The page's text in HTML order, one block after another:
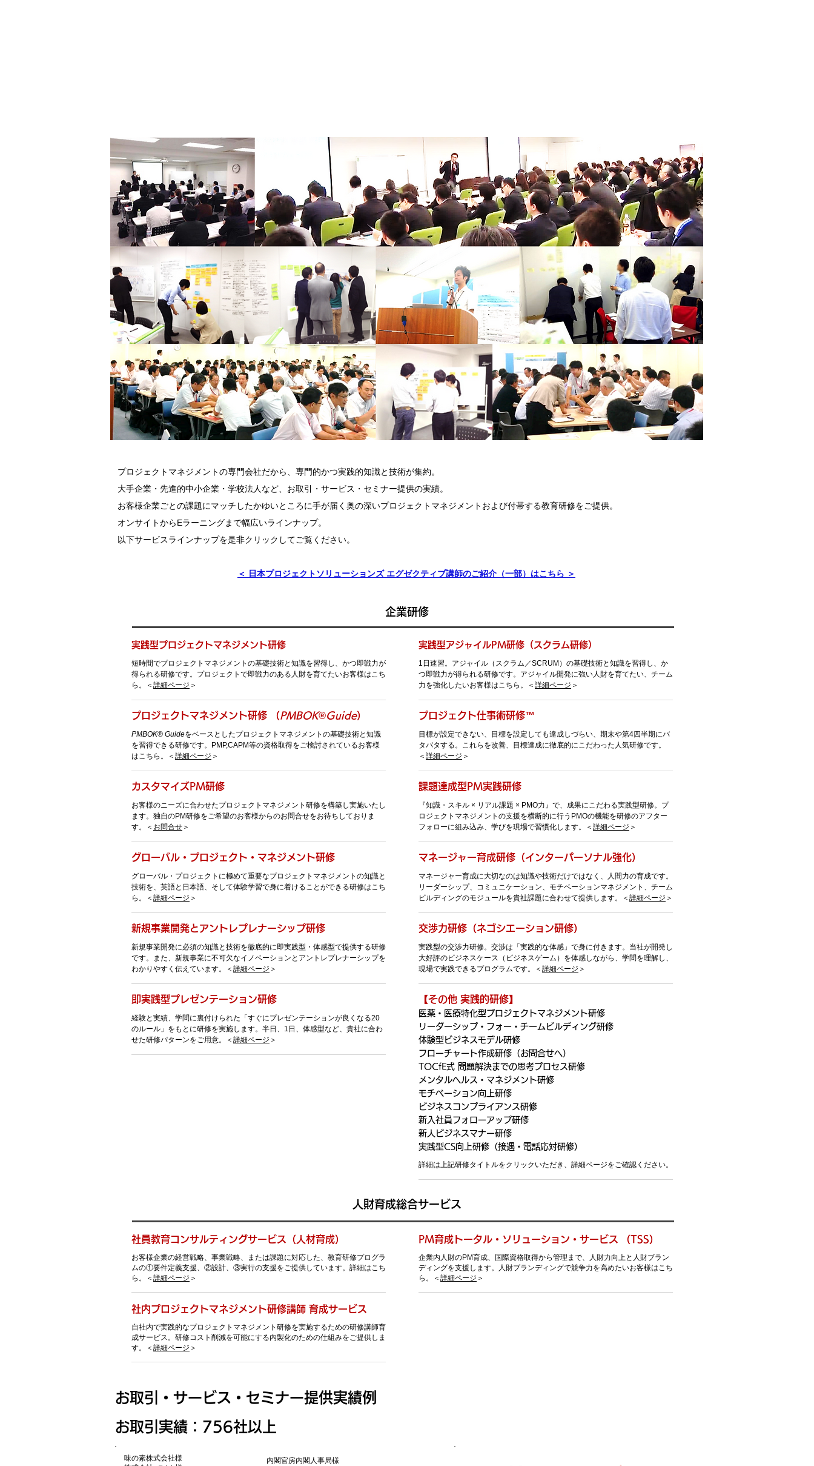
プロジェクトマネジメントの専門会社だから、専門的かつ実践的知識と技術が集約。
大手企業・先進的中小企業・学校法人など、お取引・サービス・セミナー提供の実績。
お客様企業ごとの課題にマッチしたかゆいところに手が届く奥の深いプロジェクトマネジメントおよび付帯する教育研修をご提供。
オンサイトからEラーニングまで幅広いラインナップ。
以下サービスラインナップを是非クリックしてご覧ください。
＜ 日本プロジェクトソリューションズ エグゼクティブ講師のご紹介（一部）はこちら ＞
企業研修
実践型プロジェクトマネジメント研修
短時間でプロジェクトマネジメントの基礎技術と知識を習得し、かつ即戦力が
得られる研修です。プロジェクトで即戦力のある人財を育てたいお客様はこち
ら。＜ 詳細ページ ＞
プロジェクトマネジメント研修 （PMBOK®Guide）
PMBOK® Guideをベースとしたプロジェクトマネジメントの基礎技術と知識
を習得できる研修です。PMP,CAPM等の資格取得をご検討されているお客様
はこちら。＜ 詳細ページ ＞
カスタマイズPM研修
お客様のニーズに合わせたプロジェクトマネジメント研修を構築し実施いたし
ます。独自のPM研修をご希望のお客様からのお問合せをお待ちしておりま
す。＜ お問合せ ＞
グローバル・プロジェクト・マネジメント研修
グローバル・プロジェクトに極めて重要なプロジェクトマネジメントの知識と
技術を、英語と日本語、そして体験学習で身に着けることができる研修はこち
ら。＜ 詳細ページ ＞
新規事業開発とアントレプレナーシップ研修
新規事業開発に必須の知識と技術を徹底的に即実践型・体感型で提供する研修
です。また、新規事業に不可欠なイノベーションとアントレプレナーシップを
わかりやすく伝えています。＜ 詳細ページ ＞
即実践型プレゼンテーション研修
経験と実績、学問に裏付けられた「すぐにプレゼンテーションが良くなる20
のルール」をもとに研修を実施します。半日、1日、体感型など、貴社に合わ
せた研修パターンをご用意。＜ 詳細ページ ＞
実践型アジャイルPM研修（スクラム研修）
1日速習。アジャイル（スクラム／SCRUM）の基礎技術と知識を習得し、か
つ即戦力が得られる研修です。アジャイル開発に強い人財を育てたい、チーム
力を強化したいお客様はこちら。＜ 詳細ページ ＞
プロジェクト仕事術研修™
目標が設定できない、目標を設定しても達成しづらい、期末や第4四半期にバ
タバタする。これらを改善、目標達成に徹底的にこだわった人気研修です。
＜ 詳細ページ ＞
課題達成型PM実践研修
『知識・スキル × リアル課題 × PMO力』で、成果にこだわる実践型研修。プ
ロジェクトマネジメントの支援を横断的に行うPMOの機能を研修のアフター
フォローに組み込み、学びを現場で習慣化します。＜ 詳細ページ ＞
マネージャー育成研修（インターパーソナル強化）
マネージャー育成に大切なのは知識や技術だけではなく、人間力の育成です。
リーダーシップ、コミュニケーション、モチベーションマネジメント、チーム
ビルディングのモジュールを貴社課題に合わせて提供します。＜ 詳細ページ ＞
交渉力研修（ネゴシエーション研修）
実践型の交渉力研修。交渉は「実践的な体感」で身に付きます。当社が開発し
大好評のビジネスケース（ビジネスゲーム）を体感しながら、学問を理解し、
現場で実践できるプログラムです。＜ 詳細ページ ＞
【その他 実践的研修】
医薬・医療特化型プロジェクトマネジメント研修
リーダーシップ・フォー・チームビルディング研修
体験型ビジネスモデル研修
フローチャート作成研修（お問合せへ）
TOCfE式 問題解決までの思考プロセス研修
メンタルヘルス・マネジメント研修
モチベーション向上研修
ビジネスコンプライアンス研修
新入社員フォローアップ研修
新人ビジネスマナー研修
実践型CS向上研修（接遇・電話応対研修）
​詳細は上記研修タイトルをクリックいただき、詳細ページをご確認ください。
人財育成総合サービス
社員教育コンサルティングサービス（人材育成）
お客様企業の経営戦略、事業戦略、または課題に対応した、教育研修プログラ
ムの①要件定義支援、②設計、③実行の支援をご提供しています。詳細はこち
ら。＜ 詳細ページ ＞
社内プロジェクトマネジメント研修講師 育成サービス
自社内で実践的なプロジェクトマネジメント研修を実施するための研修講師育
成サービス。研修コスト削減を可能にする内製化のための仕組みをご提供しま
す。＜ 詳細ページ ＞
PM育成トータル・ソリューション・サービス （TSS）
企業内人財のPM育成、国際資格取得から管理まで、人財力向上と人財ブラン
ディングを支援します。人財ブランディングで競争力を高めたいお客様はこち
ら。＜ 詳細ページ ＞
お取引・サービス・セミナー提供実績例
​お取引実績：756社以上
味の素株式会社様
内閣官房内閣人事局様